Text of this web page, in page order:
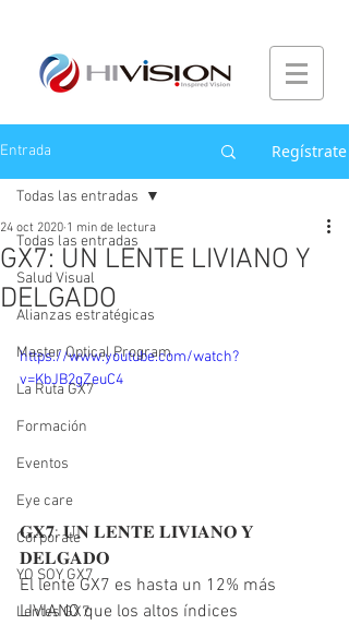
Entrada Regístrate
Todas las entradas
Salud Visual
Alianzas estratégicas
Master Optical Program
La Ruta GX7
Formación
Eventos
Eye care
Corporate
YO SOY GX7
Lentes GX7
Todas las entradas
GX7: UN LENTE LIVIANO Y
DELGADO
24 oct 2020 1 min de lectura
https://www.youtube.com/watch?
v=KbJB2gZeuC4
𝐆𝐗𝟕: 𝐔𝐍 𝐋𝐄𝐍𝐓𝐄 𝐋𝐈𝐕𝐈𝐀𝐍𝐎 𝐘
𝐃𝐄𝐋𝐆𝐀𝐃𝐎
El lente GX7 es hasta un 12% más
LIVIANO que los altos índices